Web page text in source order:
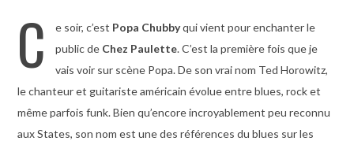
C e soir, c’est Popa Chubbyqui vient pour enchanter le
public de Chez Paulette. C’est la première fois que je
vais voir sur scène Popa. De son vrai nom Ted Horowitz,
le chanteur et guitariste américain évolue entre blues, rock et
même parfois funk. Bien qu’encore incroyablement peu reconnu
aux States, son nom est une des références du blues sur les